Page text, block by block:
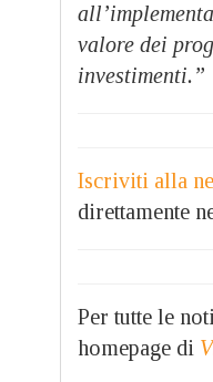
valore dei
investimenti.”
Iscriviti alla
direttamente
Per tutte le
homepage di